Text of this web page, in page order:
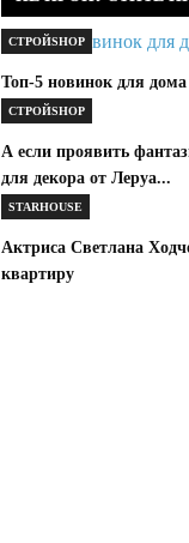
СТРОЙSHOP
Топ-5 новинок для
СТРОЙSHOP
А если проявить
для декора от Леруа...
STARHOUSE
Актриса Светлана
квартиру